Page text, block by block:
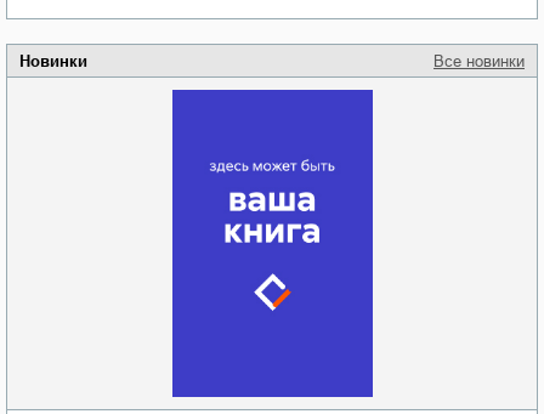
Новинки Все новинки